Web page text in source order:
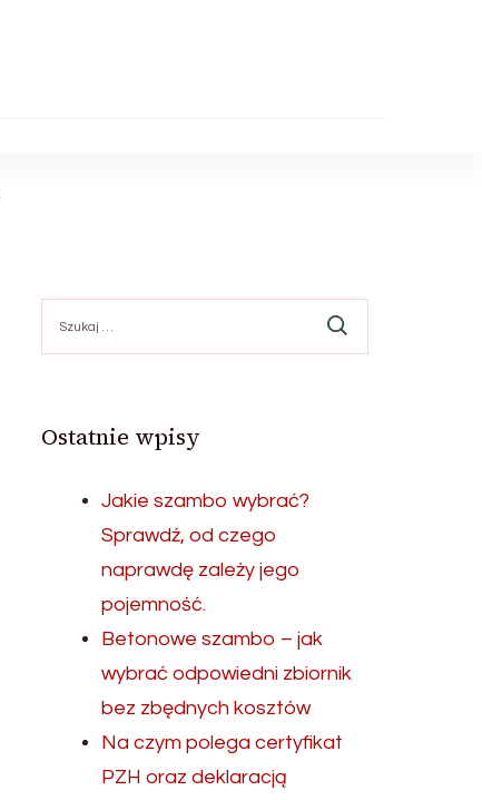
Ostatnie wpisy
Jakie szambo wybrać?
Sprawdź, od czego
naprawdę zależy jego
pojemność.
Betonowe szambo – jak
wybrać odpowiedni zbiornik
bez zbędnych kosztów
Na czym polega certyfikat
PZH oraz deklaracją